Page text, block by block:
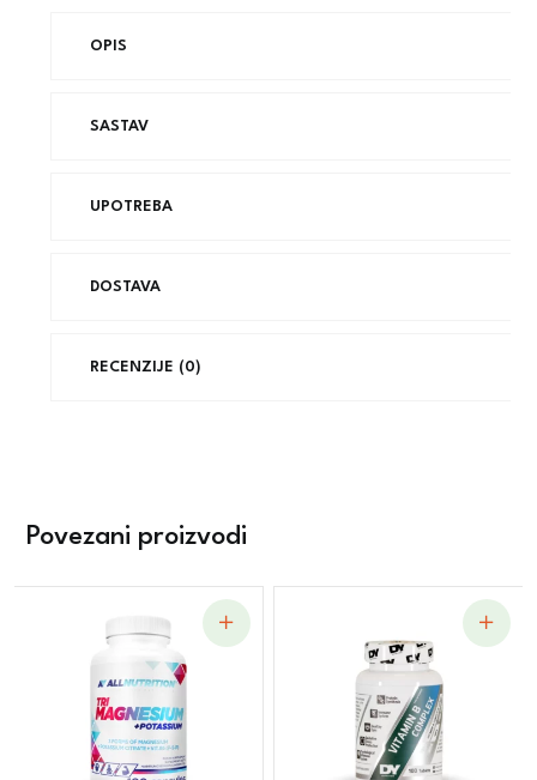
OPIS
SASTAV
UPOTREBA
DOSTAVA
RECENZIJE (0)
Povezani proizvodi